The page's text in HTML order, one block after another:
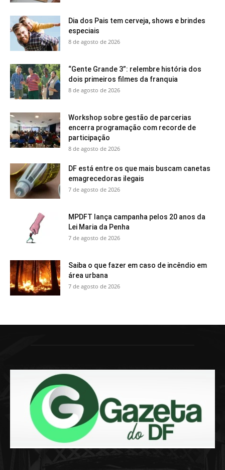
Dia dos Pais tem cerveja, shows e brindes
especiais
8 de agosto de 2026
“Gente Grande 3”: relembre história dos
dois primeiros filmes da franquia
8 de agosto de 2026
Workshop sobre gestão de parcerias
encerra programação com recorde de
participação
8 de agosto de 2026
DF está entre os que mais buscam canetas
emagrecedoras ilegais
7 de agosto de 2026
MPDFT lança campanha pelos 20 anos da
Lei Maria da Penha
7 de agosto de 2026
Saiba o que fazer em caso de incêndio em
área urbana
7 de agosto de 2026